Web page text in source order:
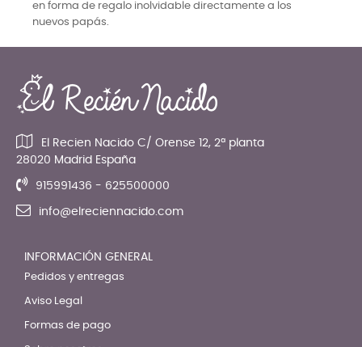
en forma de regalo inolvidable directamente a los
nuevos papás.
El Recien Nacido C/ Orense 12, 2ª planta
28020 Madrid España
915991436 - 625500000
info@elreciennacido.com
INFORMACIÓN GENERAL
Pedidos y entregas
Aviso Legal
Formas de pago